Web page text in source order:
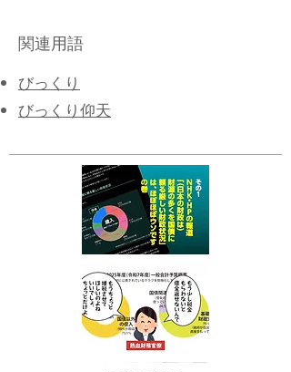
関連用語
びっくり
びっくり仰天